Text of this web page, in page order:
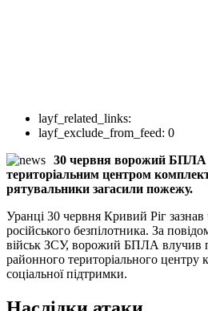
layf_related_links:
layf_exclude_from_feed: 0
30 червня ворожий БПЛА
територіальним центром
рятувальники загасили пожежу.
Уранці 30 червня Кривий Ріг зазнав
російського безпілотника. За
військ ЗСУ, ворожий БПЛА влучив
районного територіального центру
соціальної підтримки.